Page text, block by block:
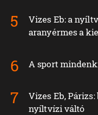
Vizes Eb: a
aranyérmes a
A sport
Vizes Eb,
nyíltvízi váltó